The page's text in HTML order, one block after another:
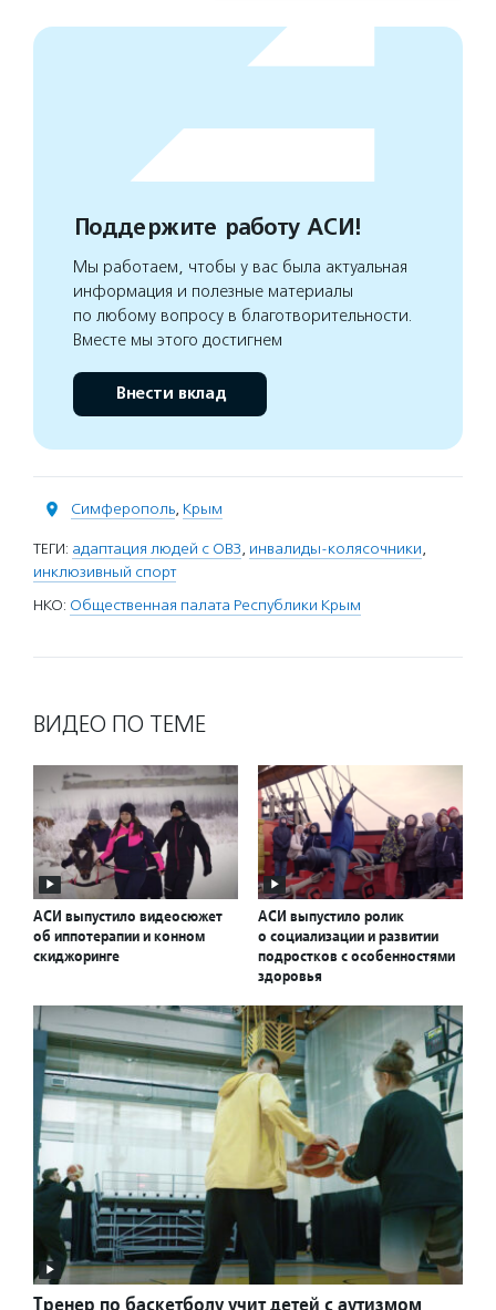
Поддержите работу АСИ!
Мы работаем, чтобы у вас была актуальная
информация и полезные материалы
по любому вопросу в благотворительности.
Вместе мы этого достигнем
Внести вклад
Симферополь, Крым
ТЕГИ: адаптация людей с ОВЗ, инвалиды-колясочники,
инклюзивный спорт
НКО: Общественная палата Республики Крым
ВИДЕО ПО ТЕМЕ
АСИ выпустило видеосюжет
об иппотерапии и конном
скиджоринге
АСИ выпустило ролик
о социализации и развитии
подростков с особенностями
здоровья
Тренер по баскетболу учит детей с аутизмом